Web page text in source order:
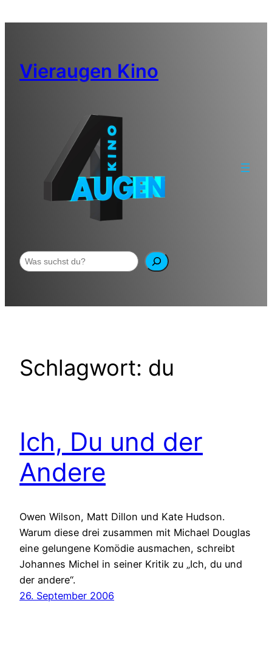
Vieraugen Kino
Suchen
Schlagwort: du
Ich, Du und der
Andere
Owen Wilson, Matt Dillon und Kate Hudson.
Warum diese drei zusammen mit Michael Douglas
eine gelungene Komödie ausmachen, schreibt
Johannes Michel in seiner Kritik zu „Ich, du und
der andere“.
26. September 2006